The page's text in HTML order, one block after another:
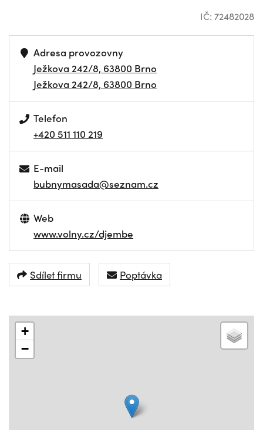
IČ: 72482028
Adresa provozovny
Ježkova 242/8, 63800 Brno
Ježkova 242/8, 63800 Brno
Telefon
+420 511 110 219
E-mail
bubnymasada@seznam.cz
Web
www.volny.cz/djembe
Sdílet firmu Poptávka
+
−